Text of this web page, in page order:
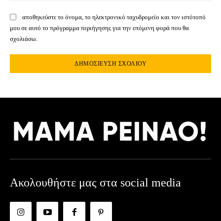
αποθηκεύστε το όνομα, το ηλεκτρονικό ταχυδρομείο και τον ιστότοπό
μου σε αυτό το πρόγραμμα περιήγησης για την επόμενη φορά που θα
σχολιάσω.
Ακολουθήστε μας στα social media